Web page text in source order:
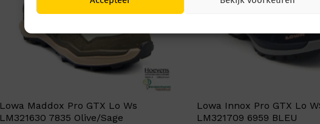
Lowa Maddox Pro GTX Lo Ws
LM321630 7835 Olive/Sage
Lowa Innox Pro GTX Lo
LM321709 6959 BLEU